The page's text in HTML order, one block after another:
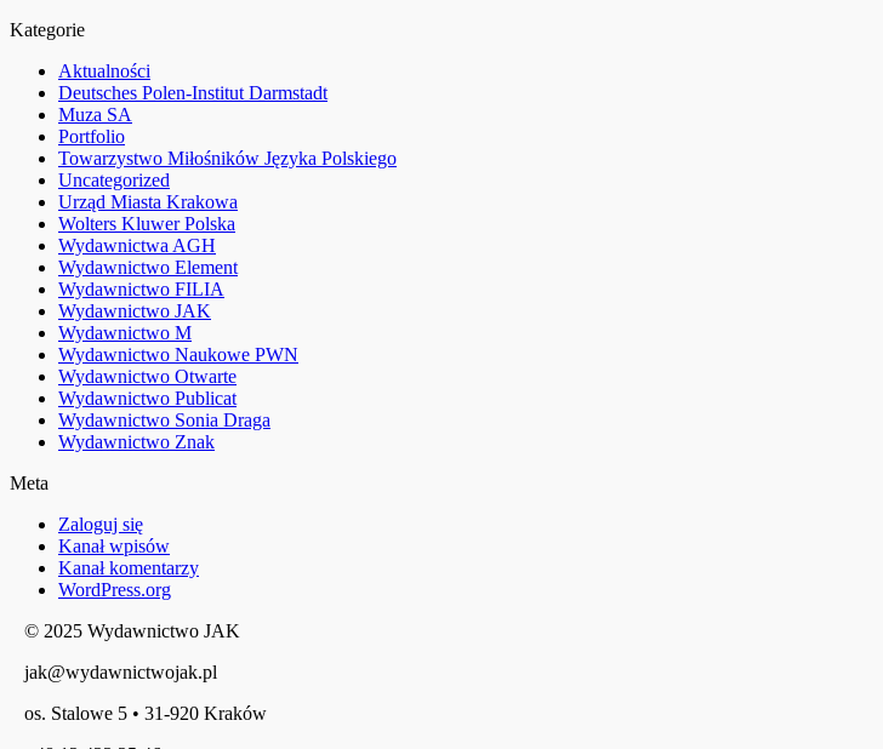
Kategorie
Aktualności
Deutsches Polen-Institut Darmstadt
Muza SA
Portfolio
Towarzystwo Miłośników Języka Polskiego
Uncategorized
Urząd Miasta Krakowa
Wolters Kluwer Polska
Wydawnictwa AGH
Wydawnictwo Element
Wydawnictwo FILIA
Wydawnictwo JAK
Wydawnictwo M
Wydawnictwo Naukowe PWN
Wydawnictwo Otwarte
Wydawnictwo Publicat
Wydawnictwo Sonia Draga
Wydawnictwo Znak
Meta
Zaloguj się
Kanał wpisów
Kanał komentarzy
WordPress.org
© 2025 Wydawnictwo JAK
jak@wydawnictwojak.pl
os. Stalowe 5 • 31-920 Kraków